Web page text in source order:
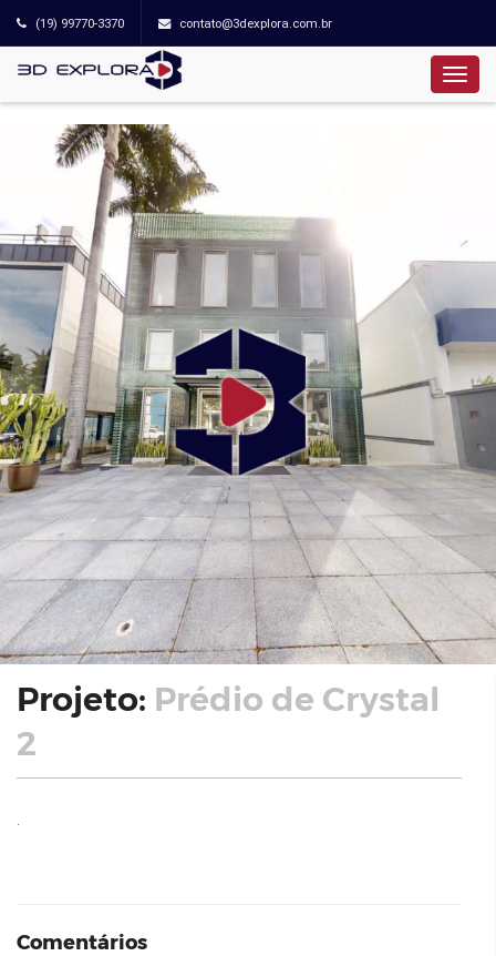
(19) 99770-3370 contato@3dexplora.com.br
Projeto: Prédio de Crystal
2
Comentários